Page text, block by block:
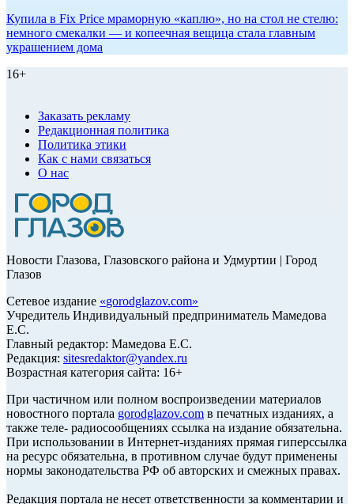
Купила в Fix Price мраморную «каплю», но на стол не стелю:
немного смекалки — и копеечная вещица стала главным
украшением дома
16+
Заказать рекламу
Редакционная политика
Политика этики
Как с нами связаться
О нас
Новости Глазова, Глазовского района и Удмуртии | Город
Глазов
Сетевое издание «gorodglazov.com»
Учредитель Индивидуальный предприниматель Мамедова
Е.С.
Главный редактор: Мамедова Е.С.
Редакция: sitesredaktor@yandex.ru
Возрастная категория сайта: 16+
При частичном или полном воспроизведении материалов
новостного портала gorodglazov.com в печатных изданиях, а
также теле- радиосообщениях ссылка на издание обязательна.
При использовании в Интернет-изданиях прямая гиперссылка
на ресурс обязательна, в противном случае будут применены
нормы законодательства РФ об авторских и смежных правах.
Редакция портала не несет ответственности за комментарии и